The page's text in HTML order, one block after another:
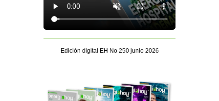
Edición digital EH No 250 junio 2026